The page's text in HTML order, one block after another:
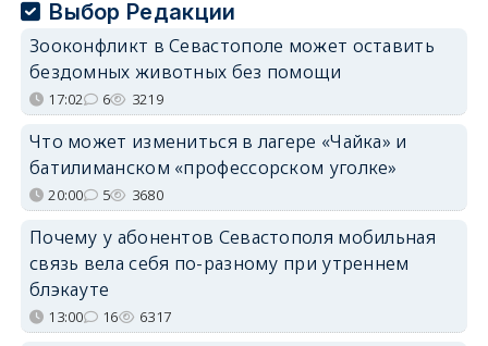
Выбор Редакции
Зооконфликт в Севастополе может оставить
бездомных животных без помощи
17:02 6 3219
Что может измениться в лагере «Чайка» и
батилиманском «профессорском уголке»
20:00 5 3680
Почему у абонентов Севастополя мобильная
связь вела себя по-разному при утреннем
блэкауте
13:00 16 6317